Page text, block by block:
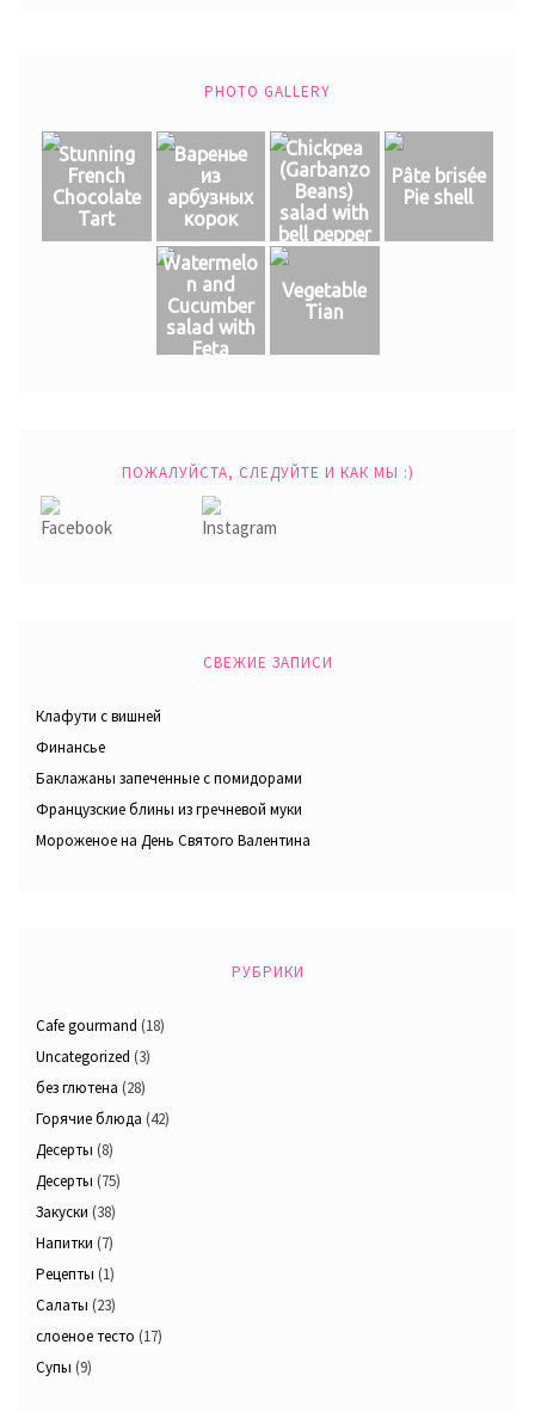
PHOTO GALLERY
Stunning
French
Chocolate
Tart
Варенье
из
арбузных
корок
Chickpea
(Garbanzo
Beans)
salad with
bell pepper
Pâte brisée
Pie shell
Watermelo
n and
Cucumber
salad with
Feta
Vegetable
Tian
ПОЖАЛУЙСТА, СЛЕДУЙТЕ И КАК МЫ :)
СВЕЖИЕ ЗАПИСИ
Клафути с вишней
Финансье
Баклажаны запеченные с помидорами
Французские блины из гречневой муки
Мороженое на День Святого Валентина
РУБРИКИ
Cafe gourmand (18)
Uncategorized (3)
без глютена (28)
Горячие блюда (42)
Десерты (8)
Десерты (75)
Закуски (38)
Напитки (7)
Рецепты (1)
Салаты (23)
слоеное тесто (17)
Супы (9)